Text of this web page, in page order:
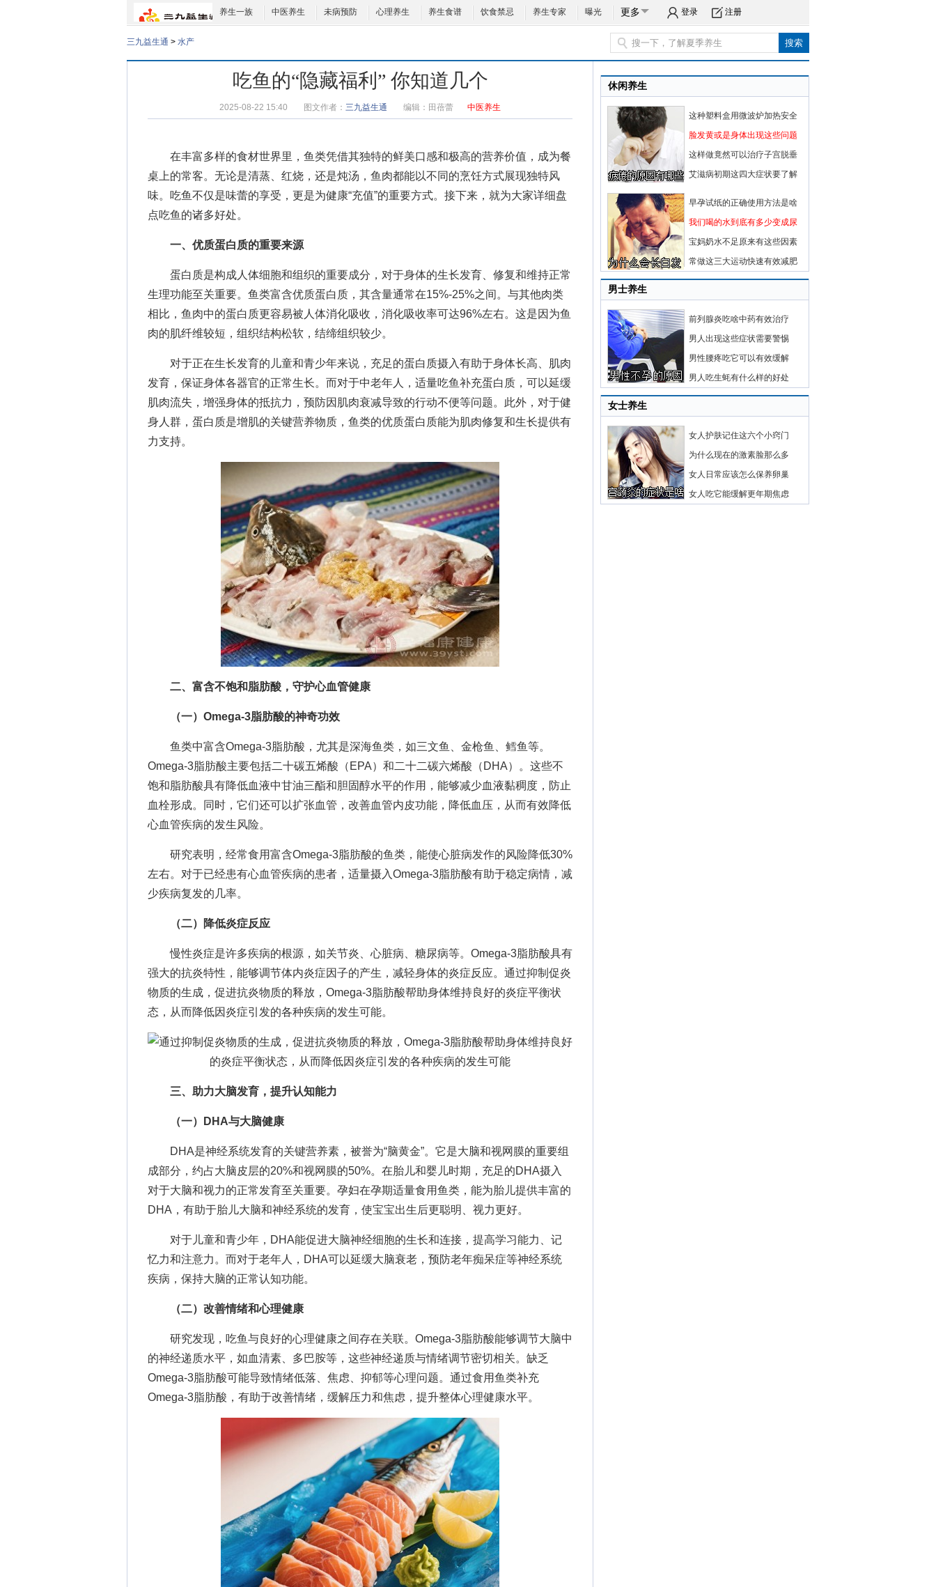
养生一族 中医养生 未病预防 心理养生 养生食谱 饮食禁忌 养生专家 曝光 更多 登录 注册
三九益生通 > 水产
吃鱼的“隐藏福利” 你知道几个
2025-08-22 15:40 图文作者： 三九益生通 编辑： 田蓓蕾 中医养生
在丰富多样的食材世界里，鱼类凭借其独特的鲜美口感和极高的营养价值，成为餐
桌上的常客。无论是清蒸、红烧，还是炖汤，鱼肉都能以不同的烹饪方式展现独特风
味。吃鱼不仅是味蕾的享受，更是为健康“充值”的重要方式。接下来，就为大家详细盘
点吃鱼的诸多好处。
一、优质蛋白质的重要来源
蛋白质是构成人体细胞和组织的重要成分，对于身体的生长发育、修复和维持正常
生理功能至关重要。鱼类富含优质蛋白质，其含量通常在15%-25%之间。与其他肉类
相比，鱼肉中的蛋白质更容易被人体消化吸收，消化吸收率可达96%左右。这是因为鱼
肉的肌纤维较短，组织结构松软，结缔组织较少。
对于正在生长发育的儿童和青少年来说，充足的蛋白质摄入有助于身体长高、肌肉
发育，保证身体各器官的正常生长。而对于中老年人，适量吃鱼补充蛋白质，可以延缓
肌肉流失，增强身体的抵抗力，预防因肌肉衰减导致的行动不便等问题。此外，对于健
身人群，蛋白质是增肌的关键营养物质，鱼类的优质蛋白质能为肌肉修复和生长提供有
力支持。
二、富含不饱和脂肪酸，守护心血管健康
（一）Omega-3脂肪酸的神奇功效
鱼类中富含Omega-3脂肪酸，尤其是深海鱼类，如三文鱼、金枪鱼、鳕鱼等。
Omega-3脂肪酸主要包括二十碳五烯酸（EPA）和二十二碳六烯酸（DHA）。这些不
饱和脂肪酸具有降低血液中甘油三酯和胆固醇水平的作用，能够减少血液黏稠度，防止
血栓形成。同时，它们还可以扩张血管，改善血管内皮功能，降低血压，从而有效降低
心血管疾病的发生风险。
研究表明，经常食用富含Omega-3脂肪酸的鱼类，能使心脏病发作的风险降低30%
左右。对于已经患有心血管疾病的患者，适量摄入Omega-3脂肪酸有助于稳定病情，减
少疾病复发的几率。
（二）降低炎症反应
慢性炎症是许多疾病的根源，如关节炎、心脏病、糖尿病等。Omega-3脂肪酸具有
强大的抗炎特性，能够调节体内炎症因子的产生，减轻身体的炎症反应。通过抑制促炎
物质的生成，促进抗炎物质的释放，Omega-3脂肪酸帮助身体维持良好的炎症平衡状
态，从而降低因炎症引发的各种疾病的发生可能。
三、助力大脑发育，提升认知能力
（一）DHA与大脑健康
DHA是神经系统发育的关键营养素，被誉为“脑黄金”。它是大脑和视网膜的重要组
成部分，约占大脑皮层的20%和视网膜的50%。在胎儿和婴儿时期，充足的DHA摄入
对于大脑和视力的正常发育至关重要。孕妇在孕期适量食用鱼类，能为胎儿提供丰富的
DHA，有助于胎儿大脑和神经系统的发育，使宝宝出生后更聪明、视力更好。
对于儿童和青少年，DHA能促进大脑神经细胞的生长和连接，提高学习能力、记
忆力和注意力。而对于老年人，DHA可以延缓大脑衰老，预防老年痴呆症等神经系统
疾病，保持大脑的正常认知功能。
（二）改善情绪和心理健康
研究发现，吃鱼与良好的心理健康之间存在关联。Omega-3脂肪酸能够调节大脑中
的神经递质水平，如血清素、多巴胺等，这些神经递质与情绪调节密切相关。缺乏
Omega-3脂肪酸可能导致情绪低落、焦虑、抑郁等心理问题。通过食用鱼类补充
Omega-3脂肪酸，有助于改善情绪，缓解压力和焦虑，提升整体心理健康水平。
休闲养生
这种塑料盒用微波炉加热安全
脸发黄或是身体出现这些问题
这样做竟然可以治疗子宫脱垂
艾滋病初期这四大症状要了解
早孕试纸的正确使用方法是啥
我们喝的水到底有多少变成尿
宝妈奶水不足原来有这些因素
常做这三大运动快速有效减肥
男士养生
前列腺炎吃啥中药有效治疗
男人出现这些症状需要警惕
男性腰疼吃它可以有效缓解
男人吃生蚝有什么样的好处
女士养生
女人护肤记住这六个小窍门
为什么现在的激素脸那么多
女人日常应该怎么保养卵巢
女人吃它能缓解更年期焦虑